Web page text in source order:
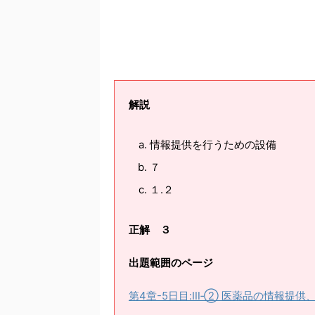
解説
情報提供を行うための設備
７
１.２
正解 ３
出題範囲のページ
第4章-5日目:Ⅲ‐② 医薬品の情報提供